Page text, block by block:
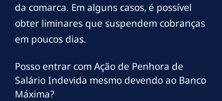
da comarca. Em alguns casos, é possível
obter liminares que suspendem cobranças
em poucos dias.
Posso entrar com Ação de Penhora de
Salário Indevida mesmo devendo ao Banco
Máxima?